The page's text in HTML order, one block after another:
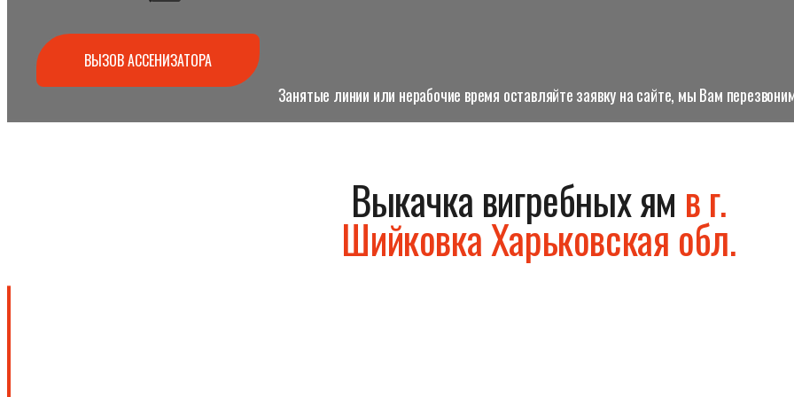
ВЫЗОВ АССЕНИЗАТОРА
Занятые линии или нерабочие время оставляйте заявку на сайте, мы Вам
Выкачка вигребных ям в г.
Шийковка Харьковская обл.